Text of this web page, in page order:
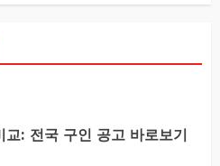
: 전국 구인 공고 바로보기